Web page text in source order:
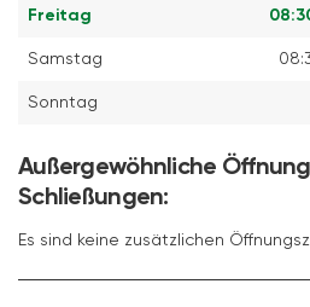
Freitag
Samstag
Sonntag
Außergewöhnliche
Schließungen:
Es sind keine zusätzlichen